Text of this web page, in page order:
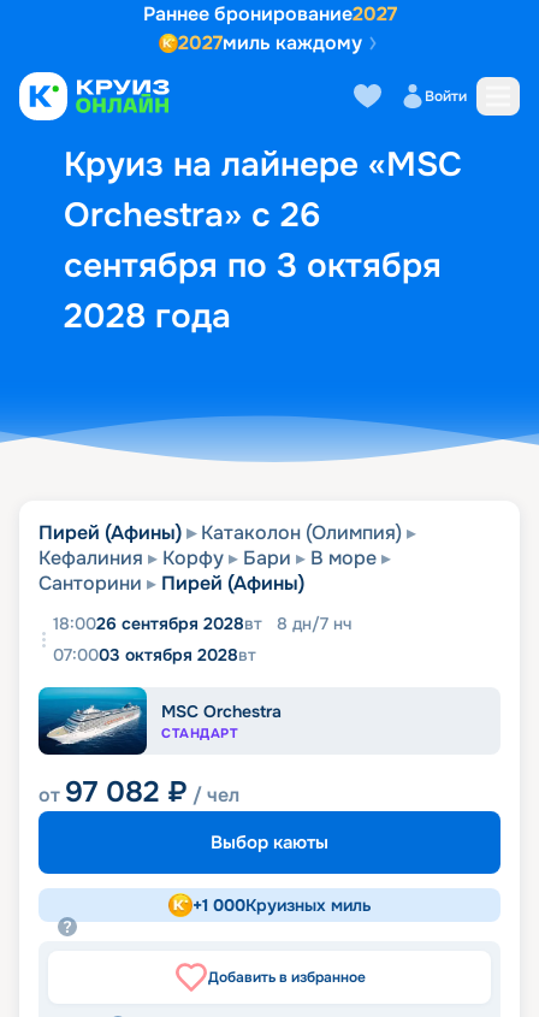
Раннее бронирование2027
2027миль каждому
Войти
Круиз на лайнере «MSC
Orchestra» с 26
сентября по 3 октября
2028 года
Выбор кают Маршрут и
Пирей (Афины)
Катаколон (Олимпия)
Кефалиния
Корфу Бари
В море
Санторини
Пирей (Афины)
18:0026 сентября 2028вт 8 дн/7 нч
07:0003 октября 2028вт
MSC Orchestra
СТАНДАРТ
от 97 082 ₽ / чел
Выбор каюты
+1 000Круизных миль
Добавить в избранное